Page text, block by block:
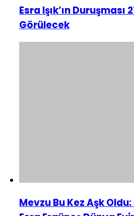
Esra Işık’ın Duruşması
Görülecek
Mevzu Bu Kez Aşk